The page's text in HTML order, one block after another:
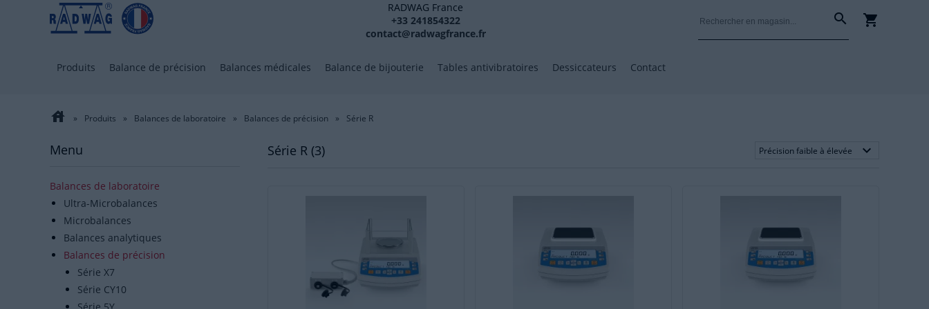
RADWAG France
+33 241854322
contact@radwagfrance.fr
search shopping_cart
Produits Balance de précision Balances médicales Balance de bijouterie Tables antivibratoires Dessiccateurs Contact
house » Produits » Balances de laboratoire » Balances de précision » Série R
Menu
Balances de laboratoire
Ultra-Microbalances
Microbalances
Balances analytiques
Balances de précision
Série X7
Série CY10
Série R (3) Précision faible à élevée keyboard_arrow_down